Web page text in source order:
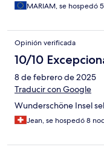
MARIAM, se hospedó
Opinión verificada
10/10
8 de febrero de 2025
Traducir con Google
Wunderschöne Insel
Jean, se hospedó 8